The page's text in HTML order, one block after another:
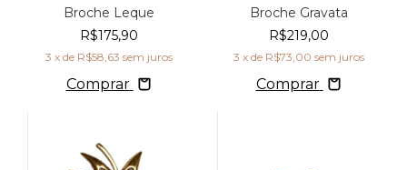
Broche Leque
R$175,90
3 x de R$58,63 sem juros
Comprar
Broche Gravata
R$219,00
3 x de R$73,00 sem juros
Comprar